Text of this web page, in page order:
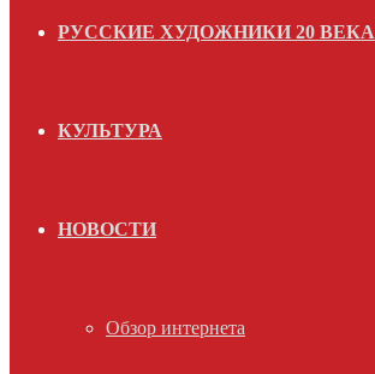
РУССКИЕ ХУДОЖНИКИ 20 ВЕКА
КУЛЬТУРА
НОВОСТИ
Обзор интернета